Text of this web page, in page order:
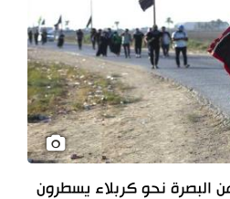
من البصرة نحو كربلاء يسطرون